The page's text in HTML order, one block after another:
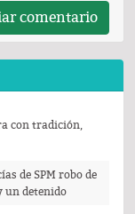
comentario
con tradición,
de SPM robo de
un detenido